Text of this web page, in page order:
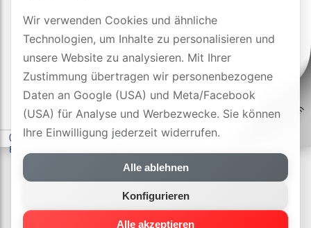
(c) DYNAVOX electronics AG-Datenschutzerklärung
Einstellungen
Wir verwenden Cookies und ähnliche
Technologien, um Inhalte zu personalisieren und
unsere Website zu analysieren. Mit Ihrer
Zustimmung übertragen wir personenbezogene
Daten an Google (USA) und Meta/Facebook
(USA) für Analyse und Werbezwecke. Sie können
Ihre Einwilligung jederzeit widerrufen.
Alle ablehnen
Konfigurieren
Alle akzeptieren